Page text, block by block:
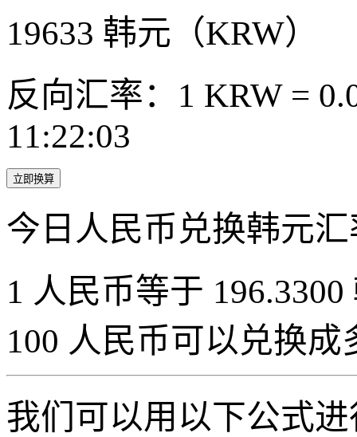
19633 韩元（KRW）
反向汇率：1 KRW =
11:22:03
立即换算
今日人民币兑换韩元
1 人民币等于
100 人民币可以兑换成
我们可以用以下公式